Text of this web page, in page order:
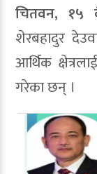
चितवन, १५
शेरबहादुर
आर्थिक
गरेका छन् ।